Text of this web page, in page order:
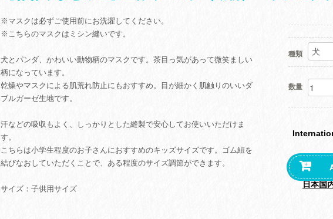
※マスクは必ずご使用前にお洗濯してください。
※こちらのマスクはミシン縫いです。
犬とパンダ、かわいい動物柄のマスクです。茶目っ気があって微笑ましい
柄になっています。
乾燥やマスクによる肌荒れ防止にもおすすめ。目が細かく肌触りのいいダ
ブルガーゼ生地です。
汗などの吸収もよく、しっかりとした縫製で安心してお使いいただけま
す。
こちらは小学生程度のお子さんにおすすめのキッズサイズです。ゴム紐を
結びなおしていただくことで、ある程度のサイズ調節ができます。
サイズ：子供用サイズ
種類
数量
日本国